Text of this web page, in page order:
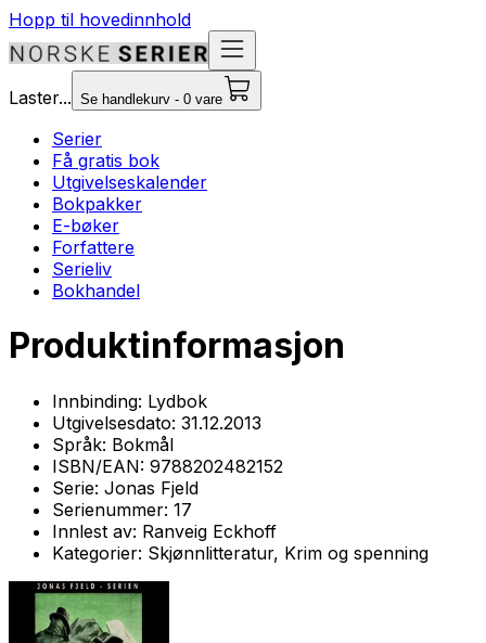
Hopp til hovedinnhold
Laster... Se handlekurv - 0 vare
Serier
Få gratis bok
Utgivelseskalender
Bokpakker
E-bøker
Forfattere
Serieliv
Bokhandel
Produktinformasjon
Innbinding: Lydbok
Utgivelsesdato: 31.12.2013
Språk: Bokmål
ISBN/EAN: 9788202482152
Serie: Jonas Fjeld
Serienummer: 17
Innlest av: Ranveig Eckhoff
Kategorier: Skjønnlitteratur, Krim og spenning